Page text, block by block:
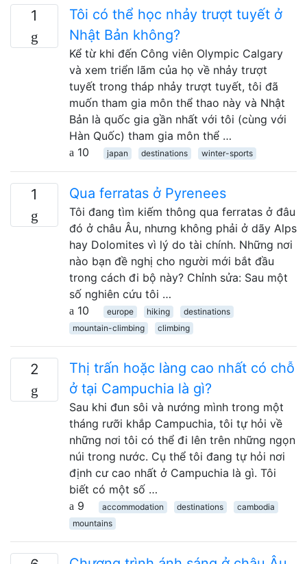
1
Tôi có thể học nhảy trượt tuyết ở
Nhật Bản không?
Kể từ khi đến Công viên Olympic Calgary
và xem triển lãm của họ về nhảy trượt
tuyết trong tháp nhảy trượt tuyết, tôi đã
muốn tham gia môn thể thao này và Nhật
Bản là quốc gia gần nhất với tôi (cùng với
Hàn Quốc) tham gia môn thể …
10
japan destinations winter-sports
1 Qua ferratas ở Pyrenees
Tôi đang tìm kiếm thông qua ferratas ở đâu
đó ở châu Âu, nhưng không phải ở dãy Alps
hay Dolomites vì ​​lý do tài chính. Những nơi
nào bạn đề nghị cho người mới bắt đầu
trong cách đi bộ này? Chỉnh sửa: Sau một
số nghiên cứu tôi …
10
europe hiking
destinations
mountain-climbing
climbing
2
Thị trấn hoặc làng cao nhất có chỗ
ở tại Campuchia là gì?
Sau khi đun sôi và nướng mình trong một
tháng rưỡi khắp Campuchia, tôi tự hỏi về
những nơi tôi có thể đi lên trên những ngọn
núi trong nước. Cụ thể tôi đang tự hỏi nơi
định cư cao nhất ở Campuchia là gì. Tôi
biết có một số …
9
accommodation destinations
cambodia
mountains